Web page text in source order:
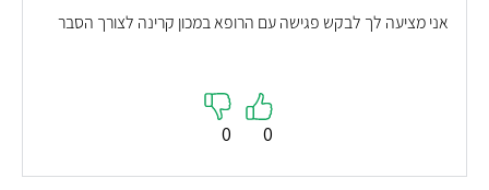
אני מציעה לך לבקש פגישה עם הרופא במכון קרינה לצורך הסבר
0
0